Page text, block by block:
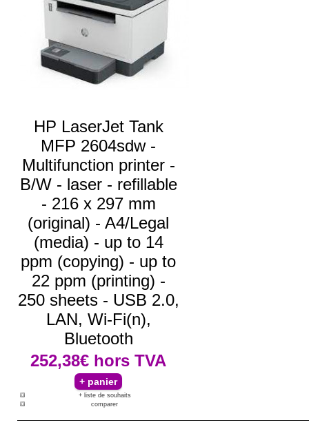
HP LaserJet Tank
MFP 2604sdw -
Multifunction printer -
B/W - laser - refillable
- 216 x 297 mm
(original) - A4/Legal
(media) - up to 14
ppm (copying) - up to
22 ppm (printing) -
250 sheets - USB 2.0,
LAN, Wi-Fi(n),
Bluetooth
252,38€ hors TVA
+ liste de souhaits
comparer